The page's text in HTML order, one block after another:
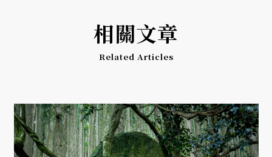
相關文章
Related Articles